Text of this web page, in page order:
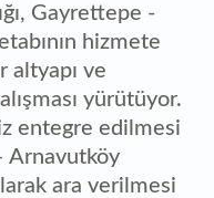
Gayrettepe -
hizmete
altyapı ve
yürütüyor.
entegre edilmesi
Arnavutköy
ara verilmesi